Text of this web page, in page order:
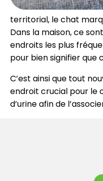
territorial, le chat
Dans la maison, ce
endroits les plus
pour bien signifier que
C’est ainsi que tout
endroit crucial pour le
d’urine afin de